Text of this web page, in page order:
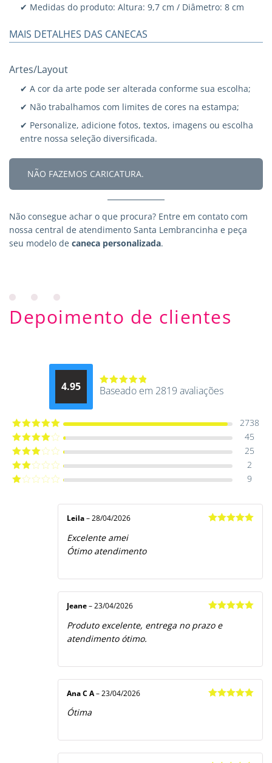
✔ Medidas do produto: Altura: 9,7 cm / Diâmetro: 8 cm
MAIS DETALHES DAS CANECAS
Artes/Layout
✔ A cor da arte pode ser alterada conforme sua escolha;
✔ Não trabalhamos com limites de cores na estampa;
✔ Personalize, adicione fotos, textos, imagens ou escolha
entre nossa seleção diversificada.
NÃO FAZEMOS CARICATURA.
Não consegue achar o que procura? Entre em contato com
nossa central de atendimento Santa Lembrancinha e peça
seu modelo de caneca personalizada.
Depoimento de clientes
4.95
Avaliação
Baseado em 2819 avaliações
Avaliação5
2738
Avaliação
45
Avaliação
25
Avaliação
2
9
Leila – 28/04/2026
Excelente amei
Ótimo atendimento
de 5
Jeane – 23/04/2026
Produto excelente, entrega no prazo e
atendimento ótimo.
Ana C A – 23/04/2026
Ótima